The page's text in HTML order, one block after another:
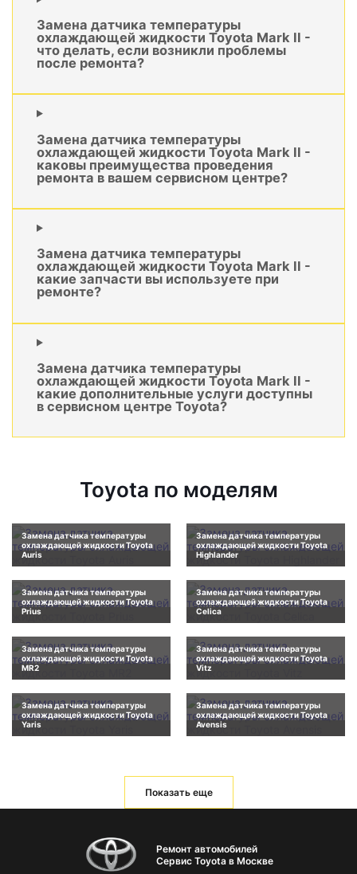
Замена датчика температуры
охлаждающей жидкости Toyota Mark II -
что делать, если возникли проблемы
после ремонта?
Замена датчика температуры
охлаждающей жидкости Toyota Mark II -
каковы преимущества проведения
ремонта в вашем сервисном центре?
Замена датчика температуры
охлаждающей жидкости Toyota Mark II -
какие запчасти вы используете при
ремонте?
Замена датчика температуры
охлаждающей жидкости Toyota Mark II -
какие дополнительные услуги доступны
в сервисном центре Toyota?
Toyota по моделям
Замена датчика температуры
охлаждающей жидкости Toyota
Auris
Замена датчика температуры
охлаждающей жидкости Toyota
Highlander
Замена датчика температуры
охлаждающей жидкости Toyota
Prius
Замена датчика температуры
охлаждающей жидкости Toyota
Celica
Замена датчика температуры
охлаждающей жидкости Toyota
MR2
Замена датчика температуры
охлаждающей жидкости Toyota
Vitz
Замена датчика температуры
охлаждающей жидкости Toyota
Yaris
Замена датчика температуры
охлаждающей жидкости Toyota
Avensis
Показать еще
Ремонт автомобилей
Сервис Toyota в Москве